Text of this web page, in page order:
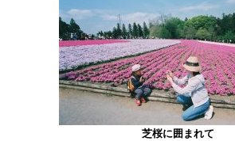
芝桜に囲まれて